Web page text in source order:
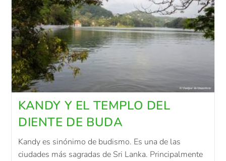
KANDY Y EL TEMPLO DEL
DIENTE DE BUDA
Kandy es sinónimo de budismo. Es una de las
ciudades más sagradas de Sri Lanka. Principalmente